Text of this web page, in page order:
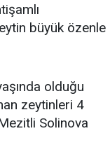
büyük özenle
olduğu
zeytinleri 4
Solinova